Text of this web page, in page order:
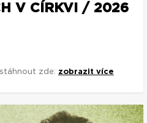
V CÍRKVI / 2026
zde: zobrazit více